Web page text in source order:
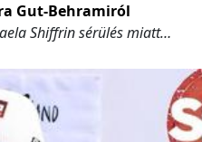
Gut-Behramiról
Shiffrin sérülés miatt…